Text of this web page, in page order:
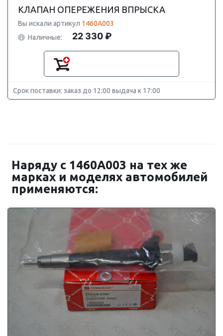
КЛАПАН ОПЕРЕЖЕНИЯ ВПРЫСКА
Вы искали артикул 1460A003
Наличные:
22 330 ₽
Срок поставки: заказ до 12:00 выдача к 17:00
Наряду с 1460A003 на тех же
марках и моделях автомобилей
применяются: